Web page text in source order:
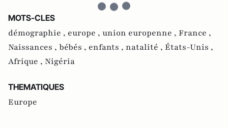
MOTS-CLES
démographie , europe , union europenne , France ,
Naissances , bébés , enfants , natalité , États-Unis ,
Afrique , Nigéria
THEMATIQUES
Europe